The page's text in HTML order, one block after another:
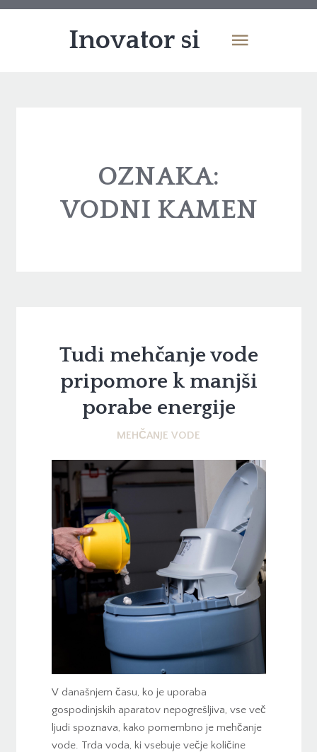
Inovator si
OZNAKA:
VODNI KAMEN
Tudi mehčanje vode
pripomore k manjši
porabe energije
MEHČANJE VODE
V današnjem času, ko je uporaba
gospodinjskih aparatov nepogrešljiva, vse več
ljudi spoznava, kako pomembno je mehčanje
vode. Trda voda, ki vsebuje večje količine